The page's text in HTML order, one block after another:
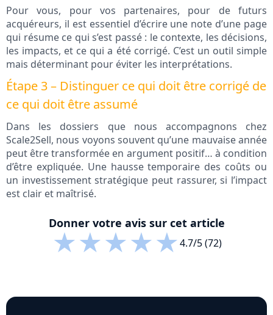
Pour vous, pour vos partenaires, pour de futurs
acquéreurs, il est essentiel d’écrire une note d’une page
qui résume ce qui s’est passé : le contexte, les décisions,
les impacts, et ce qui a été corrigé. C’est un outil simple
mais déterminant pour éviter les interprétations.
Étape 3 – Distinguer ce qui doit être corrigé de
ce qui doit être assumé
Dans les dossiers que nous accompagnons chez
Scale2Sell, nous voyons souvent qu’une mauvaise année
peut être transformée en argument positif… à condition
d’être expliquée. Une hausse temporaire des coûts ou
un investissement stratégique peut rassurer, si l’impact
est clair et maîtrisé.
Donner votre avis sur cet article
★★★★★4.7/5 (72)